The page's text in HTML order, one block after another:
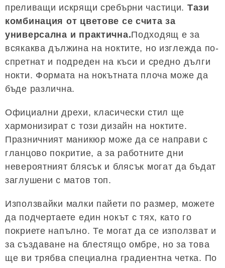
преливащи искрящи сребърни частици. Тази
комбинация от цветове се счита за
универсална и практична.Подходящ е за
всякаква дължина на ноктите, но изглежда по-
спретнат и подреден на къси и средно дълги
нокти. Формата на нокътната плоча може да
бъде различна.
Официални дрехи, класически стил ще
хармонизират с този дизайн на ноктите.
Празничният маникюр може да се направи с
гланцово покритие, а за работните дни
невероятният блясък и блясък могат да бъдат
заглушени с матов топ.
Използвайки малки пайети по размер, можете
да подчертаете един нокът с тях, като го
покриете напълно. Те могат да се използват и
за създаване на блестящо омбре, но за това
ще ви трябва специална градиентна четка. По